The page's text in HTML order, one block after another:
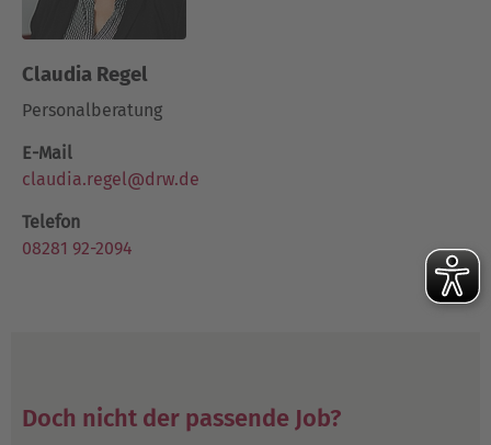
Claudia Regel
Personalberatung
E-Mail
claudia.regel@drw.de
Telefon
08281 92-2094
Doch nicht der passende Job?